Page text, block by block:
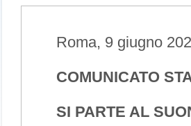
Roma, 9 giugno
COMUNICATO
SI PARTE AL